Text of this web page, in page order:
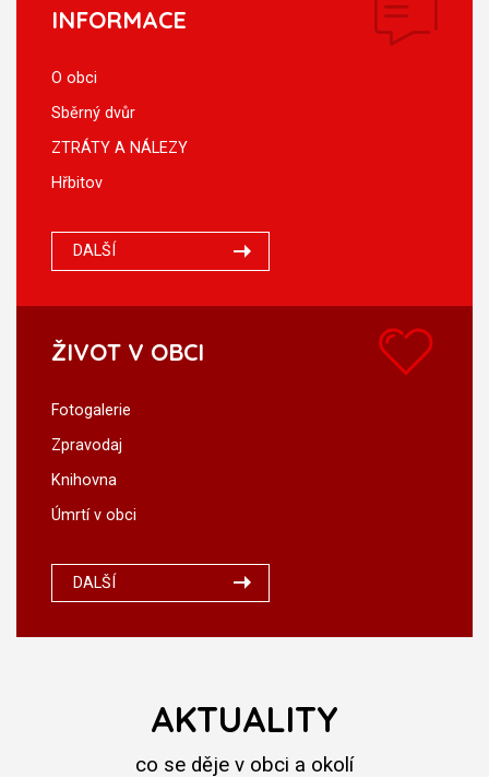
INFORMACE
O obci
Sběrný dvůr
ZTRÁTY A NÁLEZY
Hřbitov
DALŠÍ
ŽIVOT V OBCI
Fotogalerie
Zpravodaj
Knihovna
Úmrtí v obci
DALŠÍ
AKTUALITY
co se děje v obci a okolí